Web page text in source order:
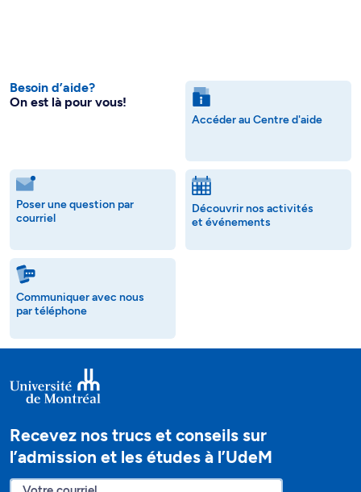
Besoin d’aide?
On est là pour vous!
Accéder au Centre d'aide
Poser une question par
courriel
Découvrir nos activités
et événements
Communiquer avec nous
par téléphone
Recevez nos trucs et conseils sur
l’admission et les études à l’UdeM